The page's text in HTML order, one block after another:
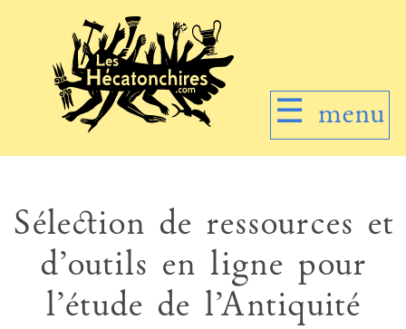
☰ menu
Sélection de ressources et
d’outils en ligne pour
l’étude de l’Antiquité